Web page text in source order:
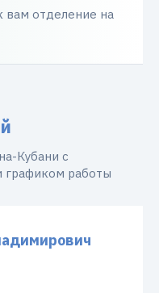
вам отделение на
Кубани с
работы